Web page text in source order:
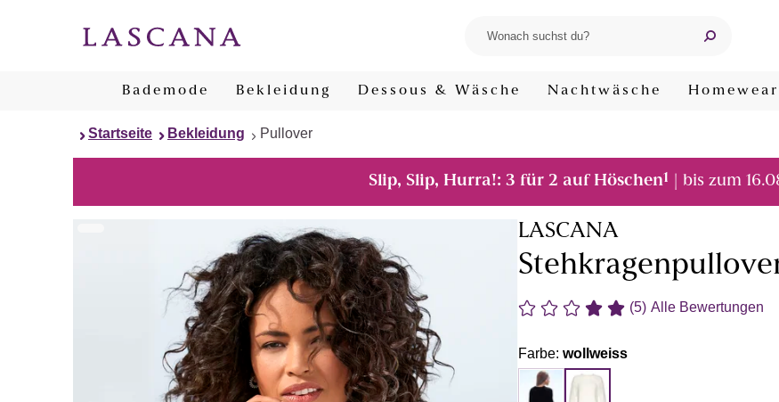
Bademode Bekleidung Dessous & Wäsche Nachtwäsche Homewear
Startseite Bekleidung Pullover
Slip, Slip, Hurra!: 3 für 2 auf Höschen1 | bis zum
LASCANA
(5) Alle Bewertungen
Farbe: wollweiss